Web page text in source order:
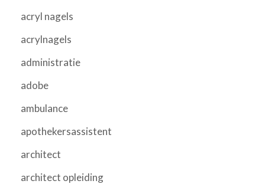
acryl nagels
acrylnagels
administratie
adobe
ambulance
apothekersassistent
architect
architect opleiding